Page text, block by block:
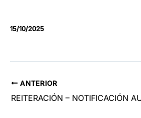
15/10/2025
ANTERIOR